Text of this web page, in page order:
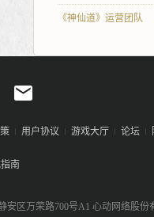
《神仙道》运营团队
用户协议 游戏大厅 论坛
南
安区万荣路700号A1 心动网络股份